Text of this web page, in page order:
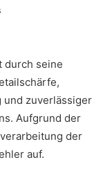
durch seine
und zuverlässiger
Aufgrund der
der
auf.